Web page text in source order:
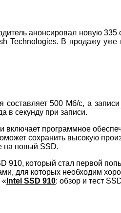
анонсировал новую
Technologies. В продажу
составляет 500 Мб/с, а
в секунду при записи.
включает программное
сохранить высокую
на новый SSD.
910, который стал первой
для которых необходим
« Intel SSD 910: обзор и тест